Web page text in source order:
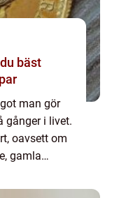
man gör
gånger i livet.
oavsett om
gamla
vill s...